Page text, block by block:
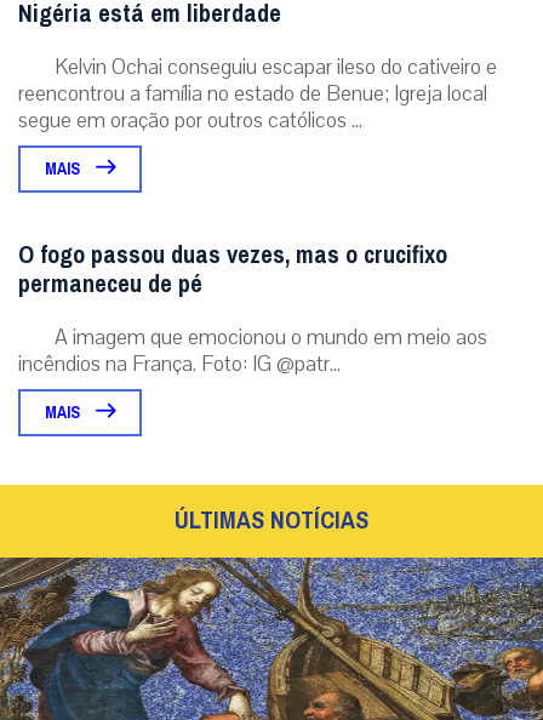
Nigéria está em liberdade
Kelvin Ochai conseguiu escapar ileso do cativeiro e
reencontrou a família no estado de Benue; Igreja local
segue em oração por outros católicos ...
MAIS
O fogo passou duas vezes, mas o crucifixo
permaneceu de pé
A imagem que emocionou o mundo em meio aos
incêndios na França. Foto: IG @patr...
MAIS
ÚLTIMAS NOTÍCIAS